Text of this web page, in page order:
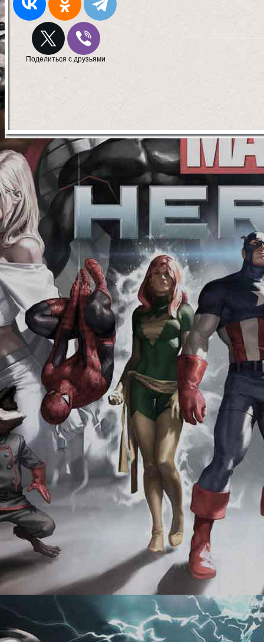
Поделиться с друзьями
.